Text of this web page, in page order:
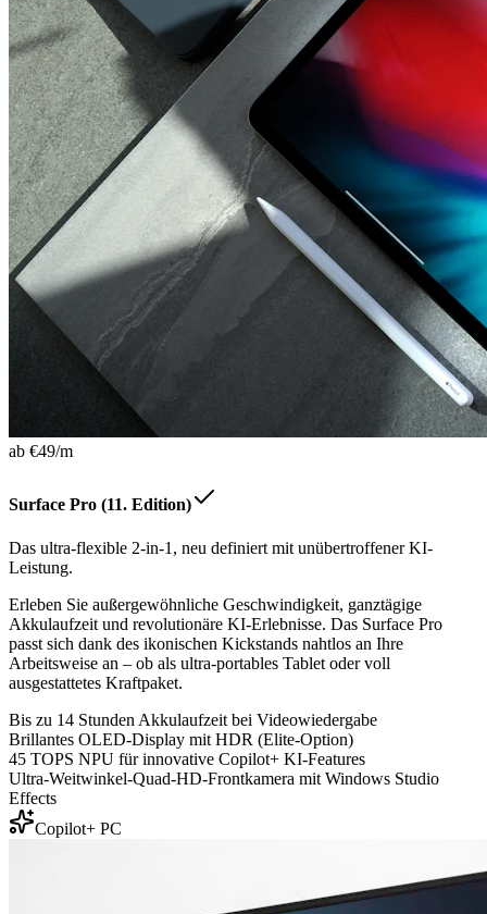
ab €49/m
Surface Pro (11. Edition)
Das ultra-flexible 2-in-1, neu definiert mit unübertroffener KI-
Leistung.
Erleben Sie außergewöhnliche Geschwindigkeit, ganztägige
Akkulaufzeit und revolutionäre KI-Erlebnisse. Das Surface Pro
passt sich dank des ikonischen Kickstands nahtlos an Ihre
Arbeitsweise an – ob als ultra-portables Tablet oder voll
ausgestattetes Kraftpaket.
Bis zu 14 Stunden Akkulaufzeit bei Videowiedergabe
Brillantes OLED-Display mit HDR (Elite-Option)
45 TOPS NPU für innovative Copilot+ KI-Features
Ultra-Weitwinkel-Quad-HD-Frontkamera mit Windows Studio
Effects
Copilot+ PC